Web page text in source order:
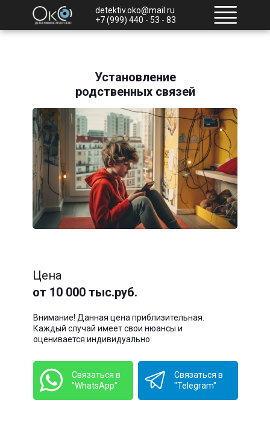
detektiv.oko@mail.ru
+7 (999) 440 - 53 - 83
Установление
родственных связей
Цена
от 10 000 тыс.руб.
Связаться в
"WhatsApp"
Связаться в
"Telegram"
Внимание! Данная цена приблизительная.
Каждый случай имеет свои нюансы и
оценивается индивидуально.